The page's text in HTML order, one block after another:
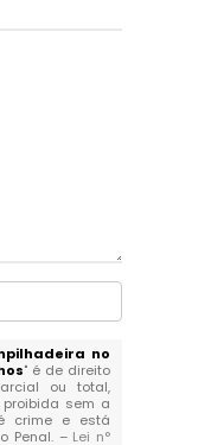
no
" é de direito
ou total,
sem a
crime e está
Penal. – Lei n°